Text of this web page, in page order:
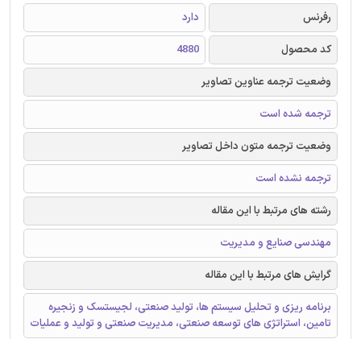
رفرنس
دارد
کد محصول
4880
وضعیت ترجمه عناوین تصاویر
ترجمه شده است
وضعیت ترجمه متون داخل تصاویر
ترجمه نشده است
رشته های مرتبط با این مقاله
مهندسی صنایع و مدیریت
گرایش های مرتبط با این مقاله
برنامه ریزی و تحلیل سیستم ها، تولید صنعتی، لجیستسک و زنجیره
تامین، استراتژی های توسعه صنعتی، مدیریت صنعتی و تولید و عملیات